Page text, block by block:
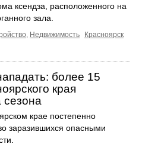
ксендза, расположенного на
зала.
Недвижимость
Красноярск
более 15
края
сезона
крае постепенно
заразившихся опасными